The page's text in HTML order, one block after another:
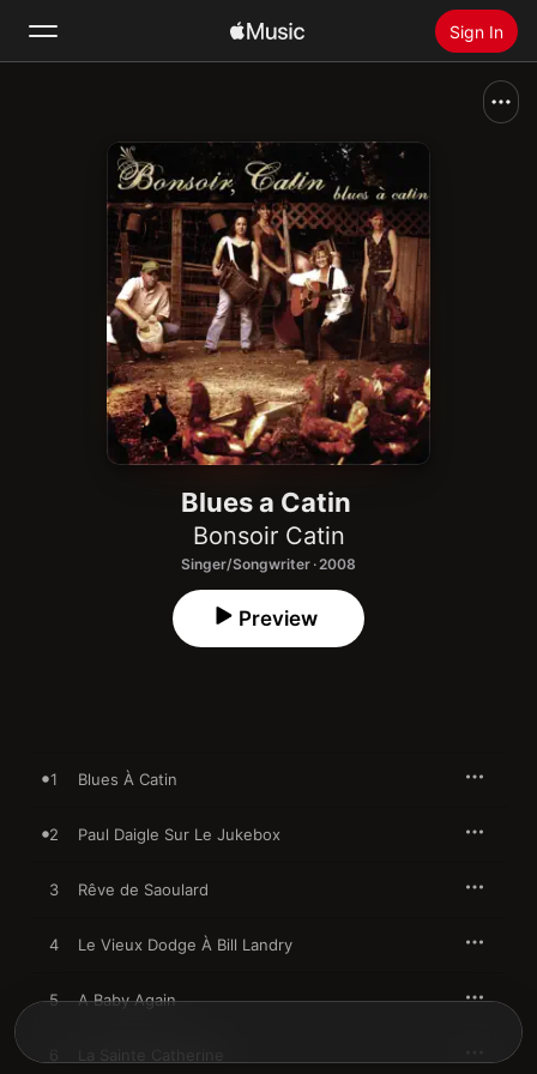
Sign In
Install Apple Music
Blues a Catin
Bonsoir Catin
Singer/Songwriter · 2008
Preview
1 Blues À Catin
2 Paul Daigle Sur Le Jukebox
3 Rêve de Saoulard
4 Le Vieux Dodge À Bill Landry
5 A Baby Again
6 La Sainte Catherine